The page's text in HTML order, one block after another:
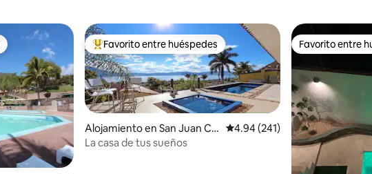
Favorito entre huéspedes preferido
Favorito entre huéspedes
Alojamiento en San Juan Co
salá
Calificación promedio: 4.94 de
4.94 (241)
La casa de tus sueños
Favorito entre
Favorito entre